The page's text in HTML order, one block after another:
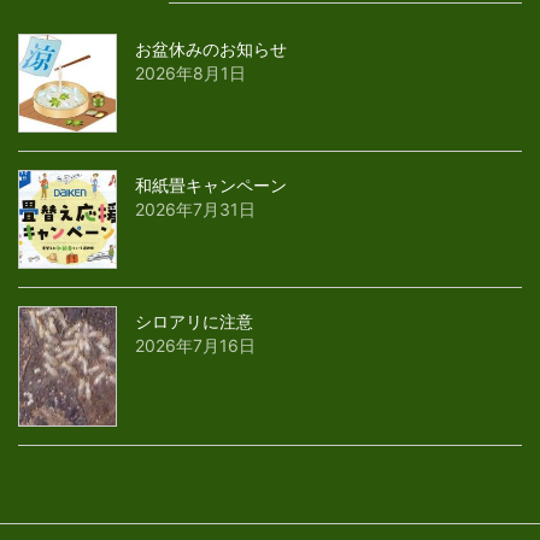
お盆休みのお知らせ
2026年8月1日
和紙畳キャンペーン
2026年7月31日
シロアリに注意
2026年7月16日